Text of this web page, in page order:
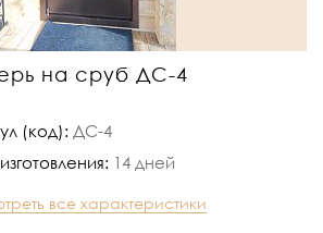
на сруб ДС-4
(код): ДС-4
14 дней
все характеристики